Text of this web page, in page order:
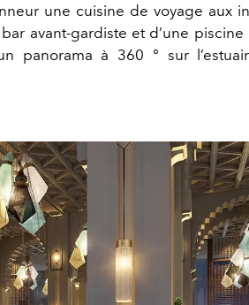
une cuisine de voyage aux
avant-gardiste et d’une piscine
panorama à 360 ° sur